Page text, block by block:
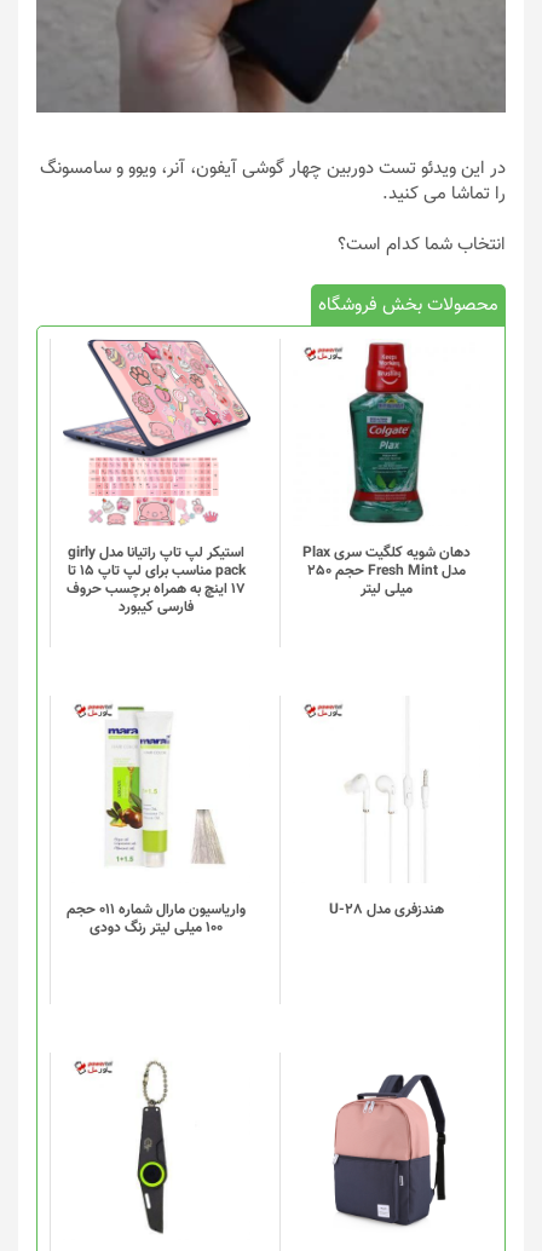
در این ویدئو تست دوربین چهار گوشی آیفون، آنر، ویوو و سامسونگ
را تماشا می کنید.
انتخاب شما کدام است؟
محصولات بخش فروشگاه
دهان شویه کلگیت سری Plax
مدل Fresh Mint حجم 250
میلی لیتر
استیکر لپ تاپ راتیانا مدل girly
pack مناسب برای لپ تاپ 15 تا
17 اینچ به همراه برچسب حروف
فارسی کیبورد
هندزفری مدل U-28
واریاسیون مارال شماره 011 حجم
100 میلی لیتر رنگ دودی
این
محصول
انواع
مختلفی
می